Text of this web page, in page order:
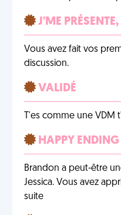
J'ME
Vous avez fait vos
discussion.
VALIDÉ
T'es comme une VDM
HAPPY ENDING
Brandon a peut-être
Jessica. Vous avez
suite